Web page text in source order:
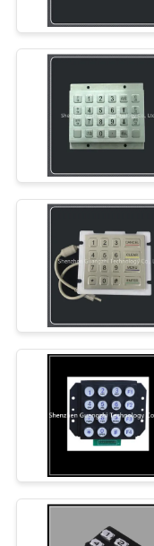
EXCURSÃO
FÁBRICA
CONTROLE
DA
QUALIDADE
CONTACTE-
PEÇA
UMAS
CITAÇÕES
MAPA
DO